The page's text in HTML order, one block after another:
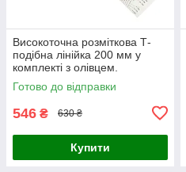
Високоточна розміткова Т-
подібна лінійка 200 мм у
комплекті з олівцем.
Готово до відправки
546 ₴ 630 ₴
Купити